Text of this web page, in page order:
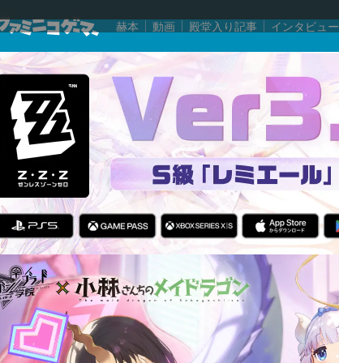
赫本 動画 殿堂入り記事 インタビュー